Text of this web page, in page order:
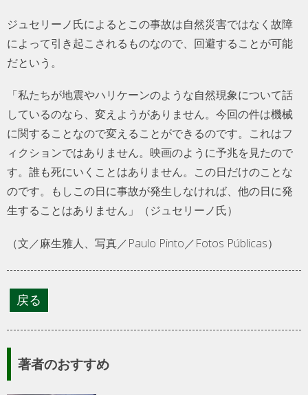
ジュセリーノ氏によるとこの事故は自然災害ではなく故障
によって引き起こされるものなので、回避することが可能
だという。
「私たちが地震やハリケーンのような自然現象について話
しているのなら、変えようがありません。今回の件は機械
に関することなので変えることができるのです。これはフ
ィクションではありません。映画のように予兆を見たので
す。誰も死にいくことはありません。この日だけのことな
のです。もしこの日に事故が発生しなければ、他の日に発
生することはありません」（ジュセリーノ氏）
（文／麻生雅人、写真／Paulo Pinto／Fotos Públicas）
著者のおすすめ